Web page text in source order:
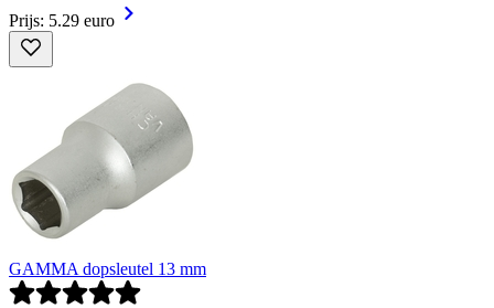
Prijs: 5.29 euro
GAMMA dopsleutel 13 mm